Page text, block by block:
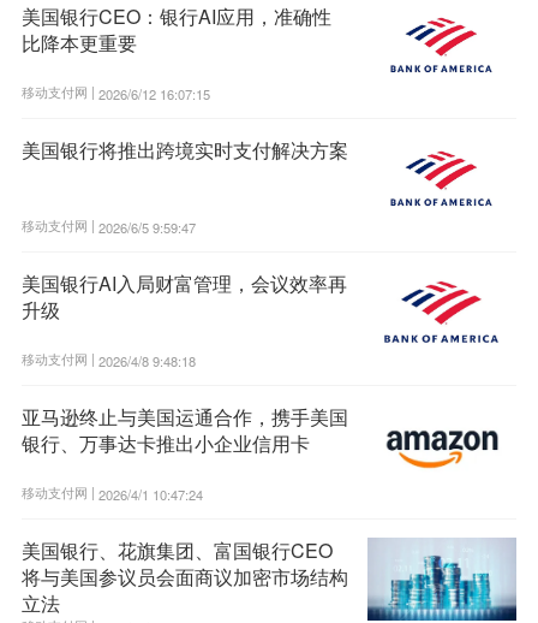
美国银行CEO：银行AI应用，准确性
比降本更重要
移动支付网 | 2026/6/12 16:07:15
美国银行将推出跨境实时支付解决方案
移动支付网 | 2026/6/5 9:59:47
美国银行AI入局财富管理，会议效率再
升级
移动支付网 | 2026/4/8 9:48:18
亚马逊终止与美国运通合作，携手美国
银行、万事达卡推出小企业信用卡
移动支付网 | 2026/4/1 10:47:24
美国银行、花旗集团、富国银行CEO
将与美国参议员会面商议加密市场结构
立法